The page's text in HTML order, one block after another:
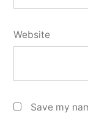
Website
Save my